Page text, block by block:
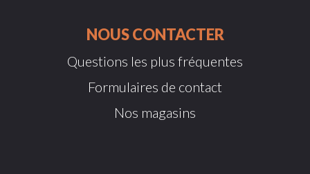
NOUS CONTACTER
Questions les plus fréquentes
Formulaires de contact
Nos magasins